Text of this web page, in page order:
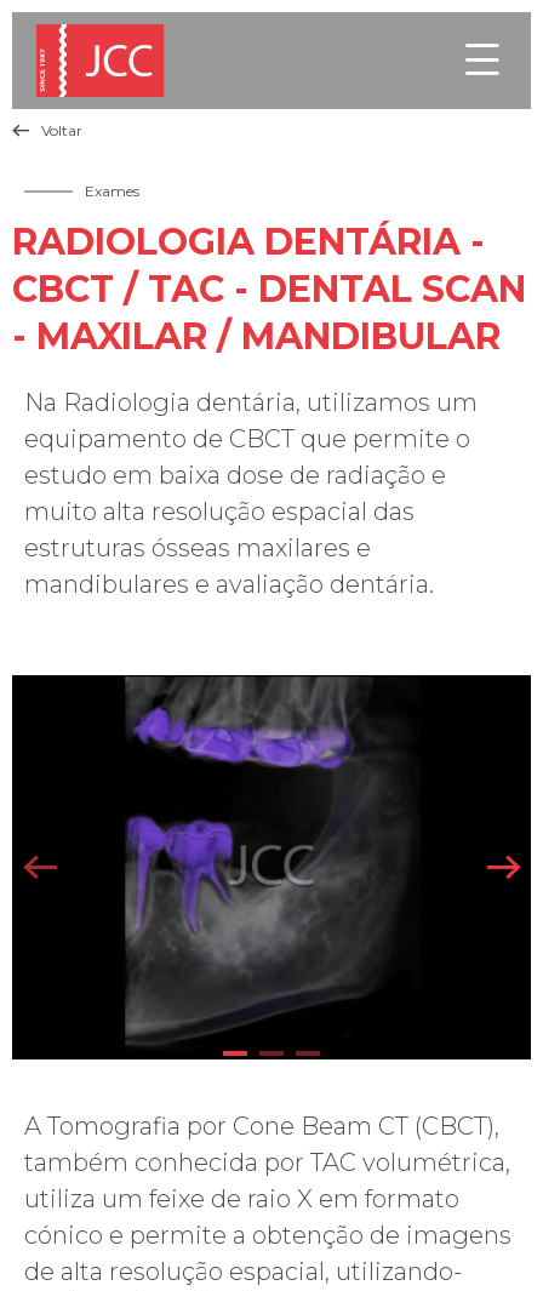

 Voltar
Exames
RADIOLOGIA DENTÁRIA -
CBCT / TAC - DENTAL SCAN
- MAXILAR / MANDIBULAR
Na Radiologia dentária, utilizamos um
equipamento de CBCT que permite o
estudo em baixa dose de radiação e
muito alta resolução espacial das
estruturas ósseas maxilares e
mandibulares e avaliação dentária.
A Tomografia por Cone Beam CT (CBCT),
também conhecida por TAC volumétrica,
utiliza um feixe de raio X em formato
cónico e permite a obtenção de imagens
de alta resolução espacial, utilizando-